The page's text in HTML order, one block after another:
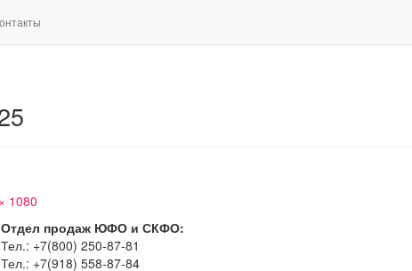
1080
Отдел продаж ЮФО и СКФО:
Тел.: +7(800) 250-87-81
Тел.: +7(918) 558-87-84